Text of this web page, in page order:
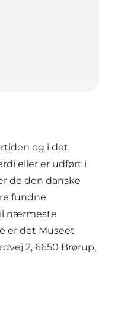
og i det
eller er udført i
de den danske
fundne
nærmeste
er det Museet
2, 6650 Brørup,